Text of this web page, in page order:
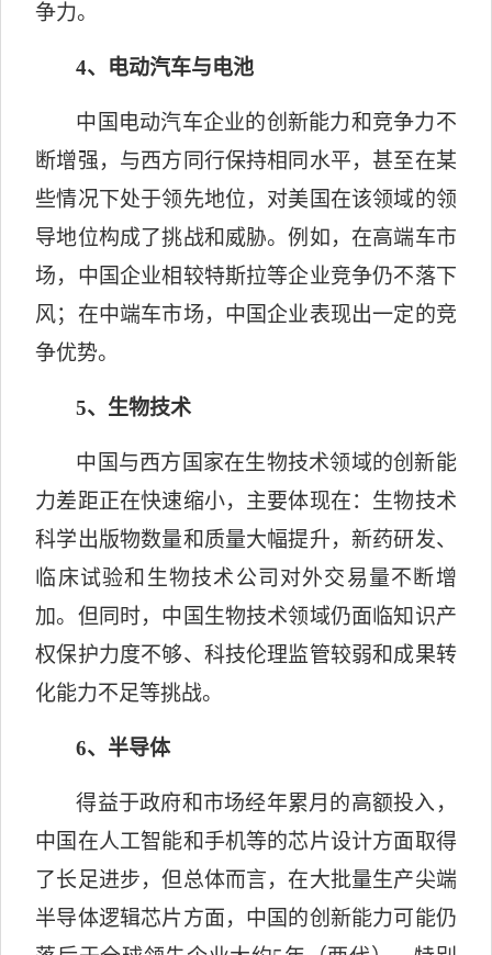
争力。
4、电动汽车与电池
中国电动汽车企业的创新能力和竞争力不
断增强，与西方同行保持相同水平，甚至在某
些情况下处于领先地位，对美国在该领域的领
导地位构成了挑战和威胁。例如，在高端车市
场，中国企业相较特斯拉等企业竞争仍不落下
风；在中端车市场，中国企业表现出一定的竞
争优势。
5、生物技术
中国与西方国家在生物技术领域的创新能
力差距正在快速缩小，主要体现在：生物技术
科学出版物数量和质量大幅提升，新药研发、
临床试验和生物技术公司对外交易量不断增
加。但同时，中国生物技术领域仍面临知识产
权保护力度不够、科技伦理监管较弱和成果转
化能力不足等挑战。
6、半导体
得益于政府和市场经年累月的高额投入，
中国在人工智能和手机等的芯片设计方面取得
了长足进步，但总体而言，在大批量生产尖端
半导体逻辑芯片方面，中国的创新能力可能仍